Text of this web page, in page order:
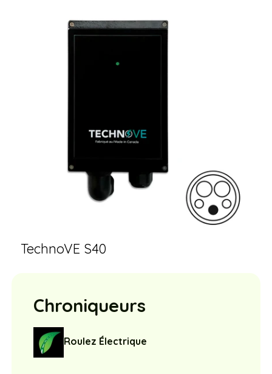
TechnoVE S40
Chroniqueurs
Roulez Électrique